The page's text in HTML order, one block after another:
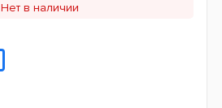
Нет в наличии